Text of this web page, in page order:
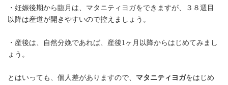
・妊娠後期から臨月は、マタニティヨガをできますが、３８週目
以降は産道が開きやすいので控えましょう。
・産後は、自然分娩であれば、産後1ヶ月以降からはじめてみまし
ょう。
とはいっても、個人差がありますので、 マタニティヨガをはじめ